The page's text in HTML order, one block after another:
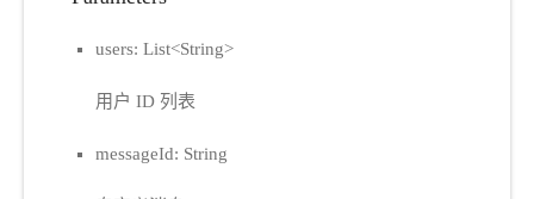
users: List<String>
用户 ID 列表
messageId: String